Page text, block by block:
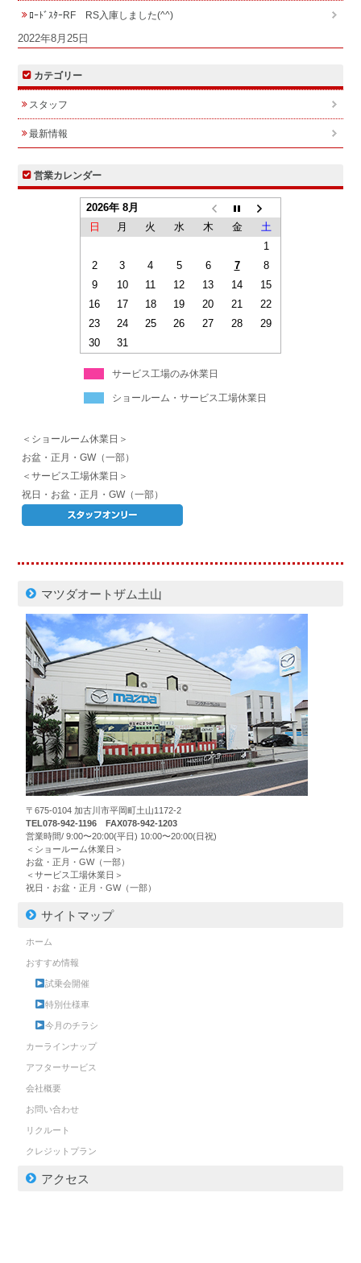
ﾛｰﾄﾞｽﾀｰRF RS入庫しました(^^)
2022年8月25日
カテゴリー
スタッフ
最新情報
営業カレンダー
2026年 8月
日
月 火 水 木 金
土
1
2
3 4 5 6 7
8
9
10 11 12 13 14
15
16
17 18 19 20 21
22
23
24 25 26 27 28
29
30
31
サービス工場のみ休業日
ショールーム・サービス工場休業日
＜ショールーム休業日＞
お盆・正月・GW（一部）
＜サービス工場休業日＞
祝日・お盆・正月・GW（一部）
マツダオートザム土山
〒675-0104 加古川市平岡町土山1172-2
TEL078-942-1196 FAX078-942-1203
営業時間/ 9:00〜20:00(平日) 10:00〜20:00(日祝)
＜ショールーム休業日＞
お盆・正月・GW（一部）
＜サービス工場休業日＞
祝日・お盆・正月・GW（一部）
サイトマップ
ホーム
おすすめ情報
試乗会開催
特別仕様車
今月のチラシ
カーラインナップ
アフターサービス
会社概要
お問い合わせ
リクルート
クレジットプラン
アクセス